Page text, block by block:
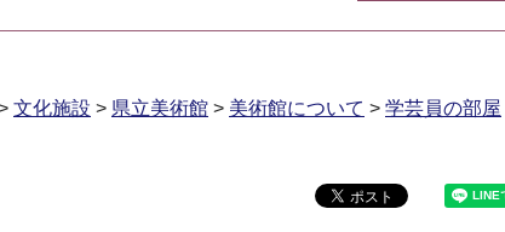
文化施設 > 県立美術館 > 美術館について > 学芸員の部屋